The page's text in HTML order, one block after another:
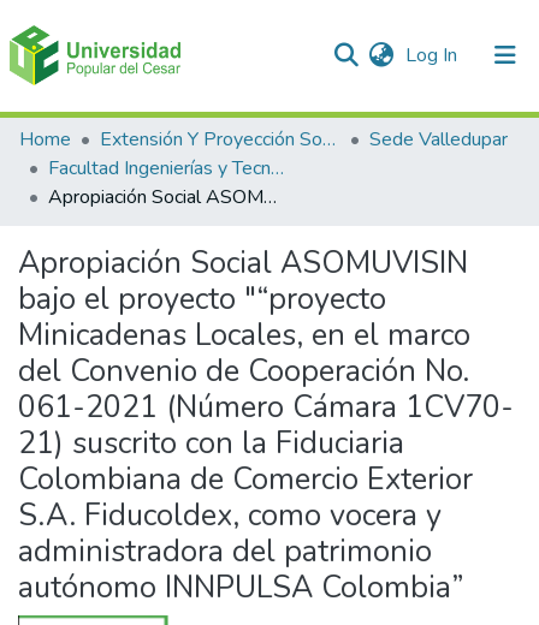
Log In (current)
Communities & Collections
All of DSpace
Home Extensión Y Proyección Social
Sede Valledupar
Facultad Ingenierías y Tecnologías
Apropiación Social ASOMUVISIN bajo el proyecto "“proyecto Minicadenas Locales, en el marco del Convenio de Cooperación No. 061-2021 (Número Cámara 1CV70-21) suscrito con la Fiduciaria Colombiana de Comercio Exterior S.A. Fiducoldex, como vocera y administradora del patrimonio autónomo INNPULSA Colombia”
Apropiación Social ASOMUVISIN
bajo el proyecto "“proyecto
Minicadenas Locales, en el marco
del Convenio de Cooperación No.
061-2021 (Número Cámara 1CV70-
21) suscrito con la Fiduciaria
Colombiana de Comercio Exterior
S.A. Fiducoldex, como vocera y
administradora del patrimonio
autónomo INNPULSA Colombia”